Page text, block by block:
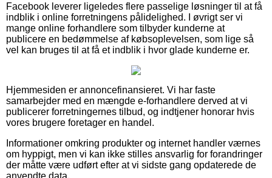
Facebook leverer ligeledes flere passelige løsninger til at få
indblik i online forretningens pålidelighed. I øvrigt ser vi
mange online forhandlere som tilbyder kunderne at
publicere en bedømmelse af købsoplevelsen, som lige så
vel kan bruges til at få et indblik i hvor glade kunderne er.
Hjemmesiden er annoncefinansieret. Vi har faste
samarbejder med en mængde e-forhandlere derved at vi
publicerer forretningernes tilbud, og indtjener honorar hvis
vores brugere foretager en handel.
Informationer omkring produkter og internet handler værnes
om hyppigt, men vi kan ikke stilles ansvarlig for forandringer
der måtte være udført efter at vi sidste gang opdaterede de
anvendte data.